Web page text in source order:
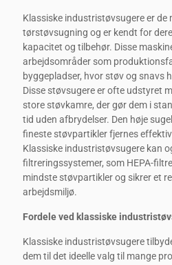
Klassiske industristøvsugere er de
tørstøvsugning og er kendt for
kapacitet og tilbehør. Disse
arbejdsområder som
byggepladser, hvor støv og snavs
Disse støvsugere er ofte udstyret
store støvkamre, der gør dem i
tid uden afbrydelser. Den høje
fineste støvpartikler fjernes
Klassiske industristøvsugere kan
filtreringssystemer, som HEPA-
mindste støvpartikler og sikrer et
arbejdsmiljø.
Fordele ved klassiske
Klassiske industristøvsugere
dem til det ideelle valg til mange